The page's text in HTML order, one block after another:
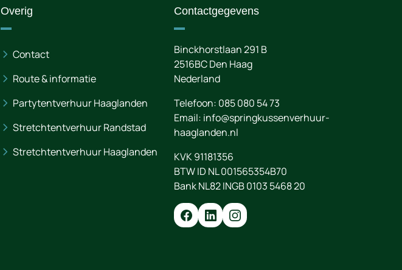
Overig
Contact
Route & informatie
Partytentverhuur Haaglanden
Stretchtentverhuur Randstad
Stretchtentverhuur Haaglanden
Contactgegevens
Binckhorstlaan 291 B
2516BCDen Haag
Nederland
Telefoon: 085 080 54 73
Email: info@springkussenverhuur-
haaglanden.nl
KVK 91181356
BTW ID NL 001565354B70
Bank NL82 INGB 0103 5468 20